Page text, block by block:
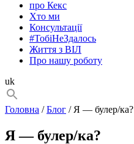
про Кекс
Хто ми
Консультації
#ТобіНеЗдалось
Життя з ВІЛ
Про нашу роботу
uk
Головна /Блог / Я — булер/ка?
Я — булер/ка?